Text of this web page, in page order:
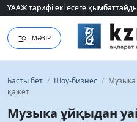
"320 мың теңге таппасаң...
"320 мың теңге таппасаң...
МӘЗІР
Басты бет / Шоу-бизнес /
қажет
Музыка ұйқыдан